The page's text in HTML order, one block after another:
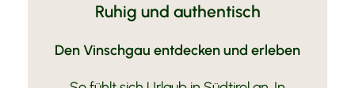
Ruhig und authentisch
Den Vinschgau entdecken und erleben